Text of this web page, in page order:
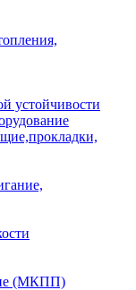
устойчивости
(МКПП)